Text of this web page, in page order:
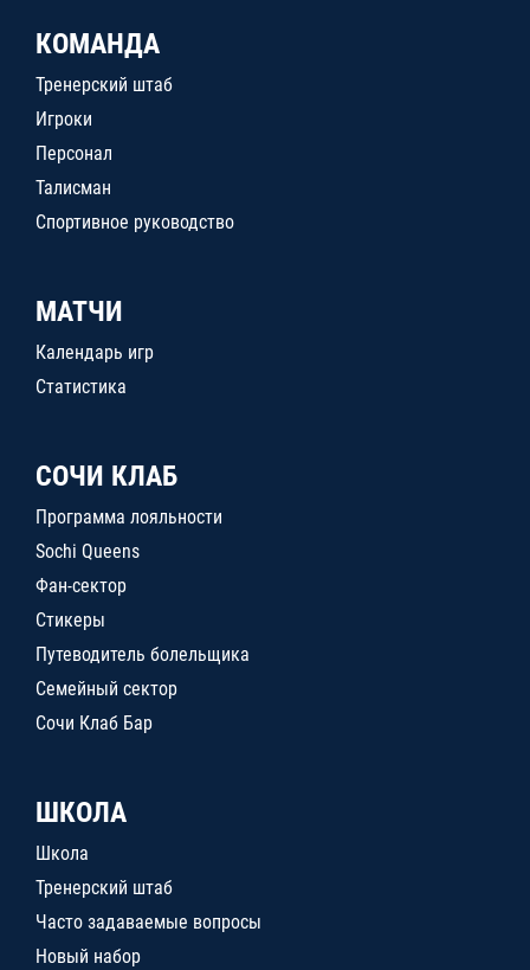
КОМАНДА
Тренерский штаб
Игроки
Персонал
Талисман
Спортивное руководство
МАТЧИ
Календарь игр
Статистика
СОЧИ КЛАБ
Программа лояльности
Sochi Queens
Фан-сектор
Стикеры
Путеводитель болельщика
Семейный сектор
Сочи Клаб Бар
ШКОЛА
Школа
Тренерский штаб
Часто задаваемые вопросы
Новый набор